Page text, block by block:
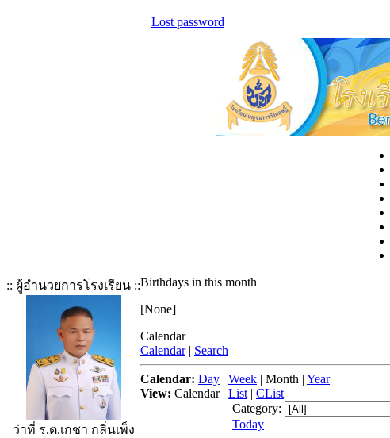
| Lost password
:: ผู้อำนวยการโรงเรียน ::
ว่าที่ ร.ต.เกชา กลิ่นเพ็ง
Birthdays in this month
[None]
Calendar
Calendar | Search
Calendar: Day | Week | Month | Year
View: Calendar| List | CList
Category:
Today